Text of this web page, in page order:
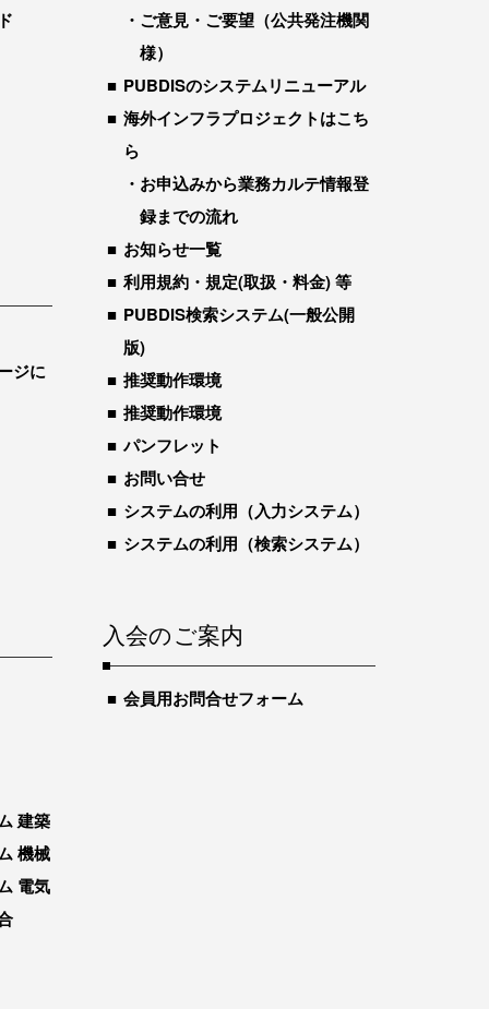
ジに
建築
機械
電気
ご意見・ご要望（公共発注機関
様）
PUBDISのシステムリニューアル
海外インフラプロジェクトはこち
ら
お申込みから業務カルテ情報登
録までの流れ
お知らせ一覧
利用規約・規定(取扱・料金) 等
PUBDIS検索システム(一般公開
版)
推奨動作環境
推奨動作環境
パンフレット
お問い合せ
システムの利用（入力システム）
システムの利用（検索システム）
入会のご案内
会員用お問合せフォーム